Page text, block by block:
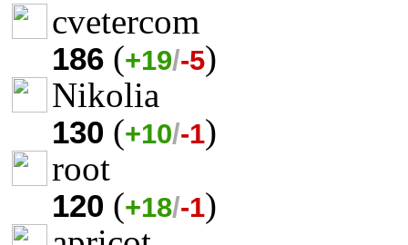
cvetercom
186 (+19/-5)
Nikolia
130 (+10/-1)
root
120 (+18/-1)